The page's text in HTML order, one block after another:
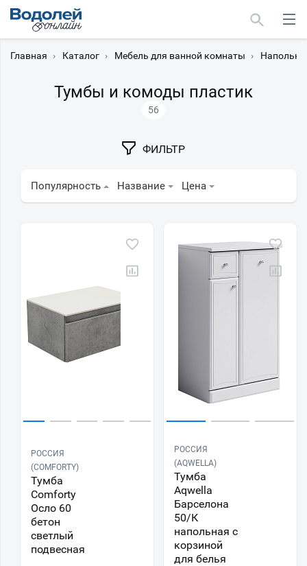
Главная › Каталог › Мебель для ванной комнаты ›
Тумбы и комоды пластик
56
ФИЛЬТР
Популярность Название Цена
РОССИЯ
(COMFORTY)
Тумба
Comforty
Осло 60
бетон
светлый
подвесная
РОССИЯ
(AQWELLA)
Тумба
Aqwella
Барселона
50/К
напольная с
корзиной
для белья